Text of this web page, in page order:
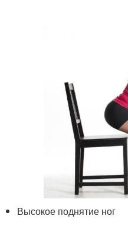
Высокое поднятие ног